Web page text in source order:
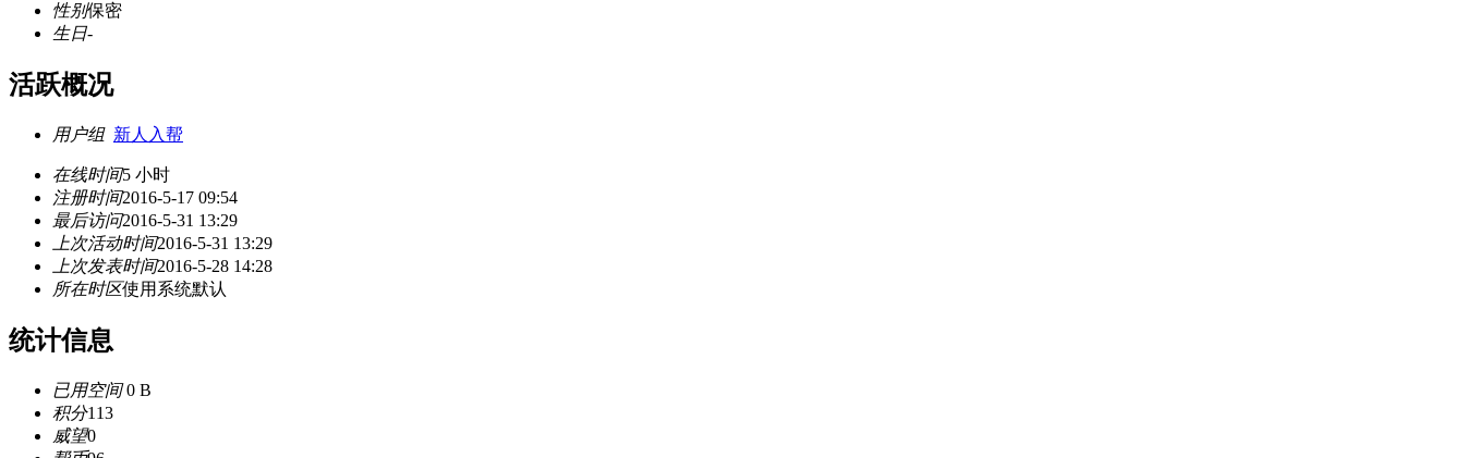
性别保密
生日-
活跃概况
用户组 新人入帮
在线时间5 小时
注册时间2016-5-17 09:54
最后访问2016-5-31 13:29
上次活动时间2016-5-31 13:29
上次发表时间2016-5-28 14:28
所在时区使用系统默认
统计信息
已用空间0 B
积分113
威望0